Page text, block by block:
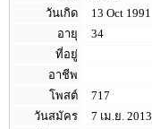
วันเกิด
13 Oct 1991
อายุ
34
ที่อยู่
อาชีพ
โพสต์
717
วันสมัคร
7 เม.ย. 2013